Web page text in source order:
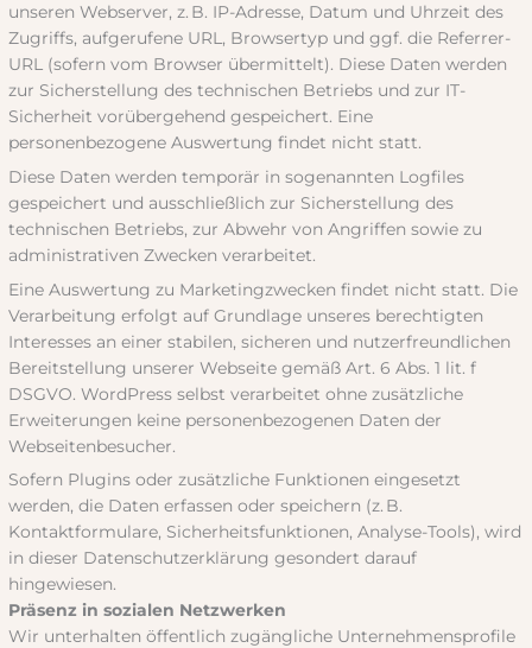
unseren Webserver, z. B. IP-Adresse, Datum und Uhrzeit des
Zugriffs, aufgerufene URL, Browsertyp und ggf. die Referrer-
URL (sofern vom Browser übermittelt). Diese Daten werden
zur Sicherstellung des technischen Betriebs und zur IT-
Sicherheit vorübergehend gespeichert. Eine
personenbezogene Auswertung findet nicht statt.
Diese Daten werden temporär in sogenannten Logfiles
gespeichert und ausschließlich zur Sicherstellung des
technischen Betriebs, zur Abwehr von Angriffen sowie zu
administrativen Zwecken verarbeitet.
Eine Auswertung zu Marketingzwecken findet nicht statt. Die
Verarbeitung erfolgt auf Grundlage unseres berechtigten
Interesses an einer stabilen, sicheren und nutzerfreundlichen
Bereitstellung unserer Webseite gemäß Art. 6 Abs. 1 lit. f
DSGVO. WordPress selbst verarbeitet ohne zusätzliche
Erweiterungen keine personenbezogenen Daten der
Webseitenbesucher.
Sofern Plugins oder zusätzliche Funktionen eingesetzt
werden, die Daten erfassen oder speichern (z. B.
Kontaktformulare, Sicherheitsfunktionen, Analyse-Tools), wird
in dieser Datenschutzerklärung gesondert darauf
hingewiesen.
Präsenz in sozialen Netzwerken
Wir unterhalten öffentlich zugängliche Unternehmensprofile